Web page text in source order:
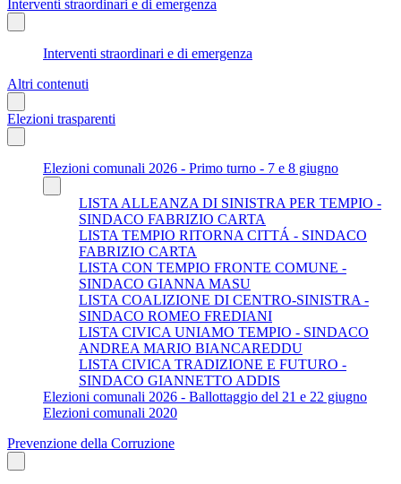
Interventi straordinari e di emergenza
Interventi straordinari e di emergenza
Altri contenuti
Elezioni trasparenti
Elezioni comunali 2026 - Primo turno - 7 e 8 giugno
LISTA ALLEANZA DI SINISTRA PER TEMPIO -
SINDACO FABRIZIO CARTA
LISTA TEMPIO RITORNA CITTÁ - SINDACO
FABRIZIO CARTA
LISTA CON TEMPIO FRONTE COMUNE -
SINDACO GIANNA MASU
LISTA COALIZIONE DI CENTRO-SINISTRA -
SINDACO ROMEO FREDIANI
LISTA CIVICA UNIAMO TEMPIO - SINDACO
ANDREA MARIO BIANCAREDDU
LISTA CIVICA TRADIZIONE E FUTURO -
SINDACO GIANNETTO ADDIS
Elezioni comunali 2026 - Ballottaggio del 21 e 22 giugno
Elezioni comunali 2020
Prevenzione della Corruzione